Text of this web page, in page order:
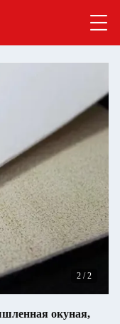
2 /2
окуная,